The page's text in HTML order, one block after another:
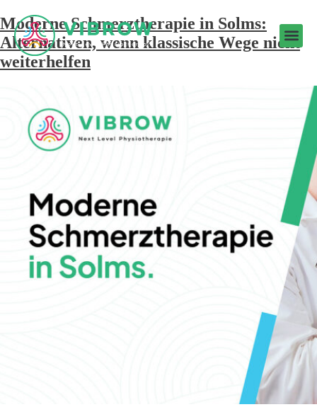
Moderne Schmerztherapie in Solms:
Alternativen, wenn klassische Wege nicht
weiterhelfen